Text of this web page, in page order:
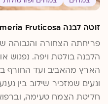
זוטה לבנה Micromeria Fruticosa
פריחתה הצחורה והגבוהה
הלבנה בולטת ויפה. נפגוש
הארץ מהאביב ועד החורף
ונעים שמזכיר שילוב בין
חליטת הצמח טעימה,